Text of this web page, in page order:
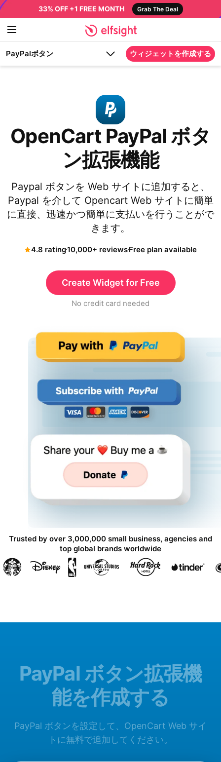
33% OFF +1 FREE MONTH Grab The Deal
PayPalボタン ウィジェットを作成する
OpenCart PayPal ボタ
ン拡張機能
Paypal ボタンを Web サイトに追加すると、
Paypal を介して Opencart Web サイトに簡単
に直接、迅速かつ簡単に支払いを行うことがで
きます。
4.8 rating10,000+ reviewsFree plan available
Create Widget for Free
No credit card needed
Trusted by over 3,000,000 small business, agencies and
top global brands worldwide
PayPal ボタン拡張機
能を作成する
PayPal ボタンを設定して、OpenCart Web サイ
トに無料で追加してください。